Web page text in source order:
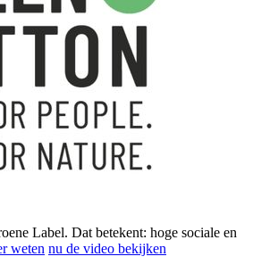
Label. Dat betekent: hoge sociale en
weten nu de video bekijken